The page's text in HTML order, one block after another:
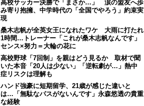
高校サッカー決勝で「まさか…」 涙の盟友へ歩
み寄り抱擁、中学時代の「全国でやろう」約束実
現
桑木志帆が全英女王になれたワケ 大雨に打たれ
1時間…トレーナー「これが桑木志帆なんです」
センス×努力＝大輪の花に
高校野球「7回制」を親はどう見るか 取材で聞
いた本音「20人は少ない」「逆転劇が…」熱中
症リスクは理解も
ハンド強豪に短期留学、21歳が感じた違いと
は…「無駄なパスがないんです」永森悠透の貴重
な経験